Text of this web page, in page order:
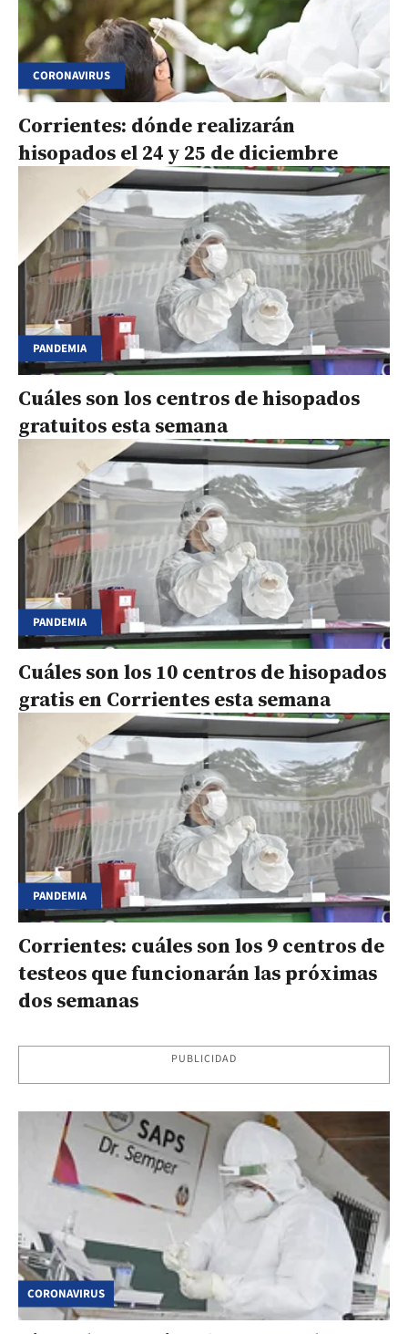
CORONAVIRUS
Corrientes: dónde realizarán
hisopados el 24 y 25 de diciembre
PANDEMIA
Cuáles son los centros de hisopados
gratuitos esta semana
PANDEMIA
Cuáles son los 10 centros de hisopados
gratis en Corrientes esta semana
PANDEMIA
Corrientes: cuáles son los 9 centros de
testeos que funcionarán las próximas
dos semanas
PUBLICIDAD
CORONAVIRUS